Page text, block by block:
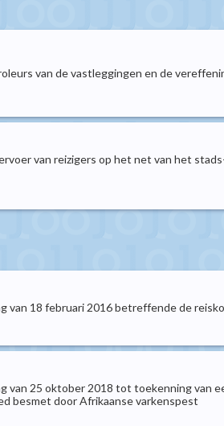
van de vastleggingen en de
van reizigers op het net van het
18 februari 2016 betreffende de
van 25 oktober 2018 tot toekenning van
besmet door Afrikaanse varkenspest